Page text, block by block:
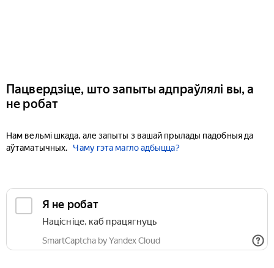
Пацвердзіце, што запыты адпраўлялі вы, а
не робат
Нам вельмі шкада, але запыты з вашай прылады падобныя да
аўтаматычных.
Чаму гэта магло адбыцца?
Я не робат
Націсніце, каб працягнуць
SmartCaptcha by Yandex Cloud